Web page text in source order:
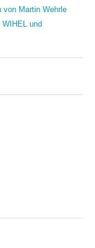
von Martin Wehrle
und